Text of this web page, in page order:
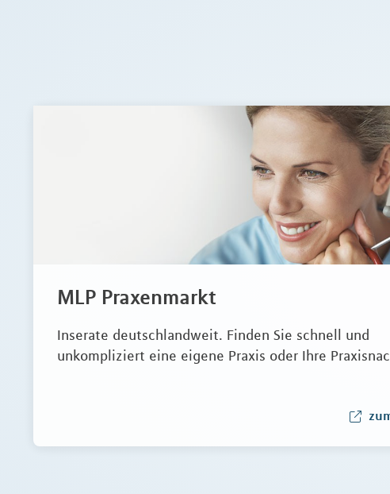
MLP Praxenmarkt
Inserate deutschlandweit. Finden Sie schnell und
unkompliziert eine eigene Praxis oder Ihre